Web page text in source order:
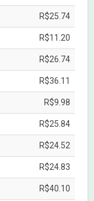
R$25.74
R$11.20
R$26.74
R$36.11
R$9.98
R$25.84
R$24.52
R$24.83
R$40.10